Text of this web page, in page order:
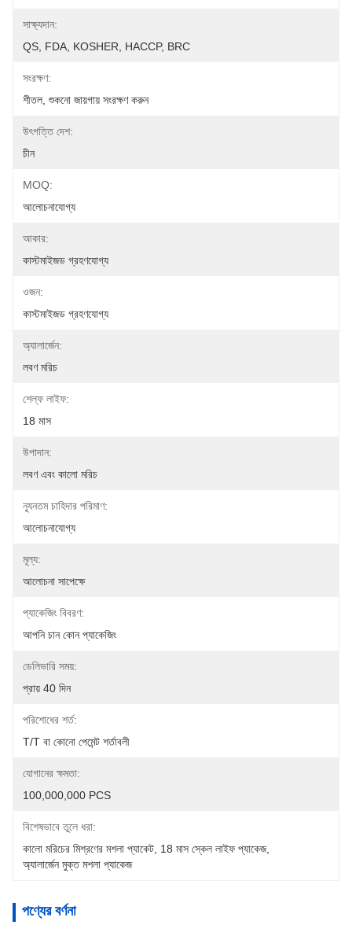
সাক্ষ্যদান:
QS, FDA, KOSHER, HACCP, BRC
সংরক্ষণ:
শীতল, শুকনো জায়গায় সংরক্ষণ করুন
উৎপত্তি দেশ:
চীন
MOQ:
আলোচনাযোগ্য
আকার:
কাস্টমাইজড গ্রহণযোগ্য
ওজন:
কাস্টমাইজড গ্রহণযোগ্য
অ্যালার্জেন:
লবণ মরিচ
শেল্ফ লাইফ:
18 মাস
উপাদান:
লবণ এবং কালো মরিচ
ন্যূনতম চাহিদার পরিমাণ:
আলোচনাযোগ্য
মূল্য:
আলোচনা সাপেক্ষে
প্যাকেজিং বিবরণ:
আপনি চান কোন প্যাকেজিং
ডেলিভারি সময়:
প্রায় 40 দিন
পরিশোধের শর্ত:
T/T বা কোনো পেমেন্ট শর্তাবলী
যোগানের ক্ষমতা:
100,000,000 PCS
বিশেষভাবে তুলে ধরা:
কালো মরিচের মিশ্রণের মশলা প্যাকেট 18 মাস স্কেল লাইফ প্যাকেজ,
অ্যালার্জেন মুক্ত মশলা প্যাকেজ
পণ্যের বর্ণনা